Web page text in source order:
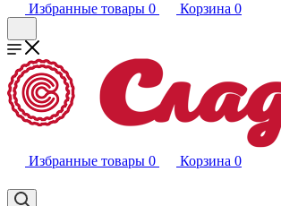
Избранные товары 0 Корзина 0
Избранные товары 0 Корзина 0